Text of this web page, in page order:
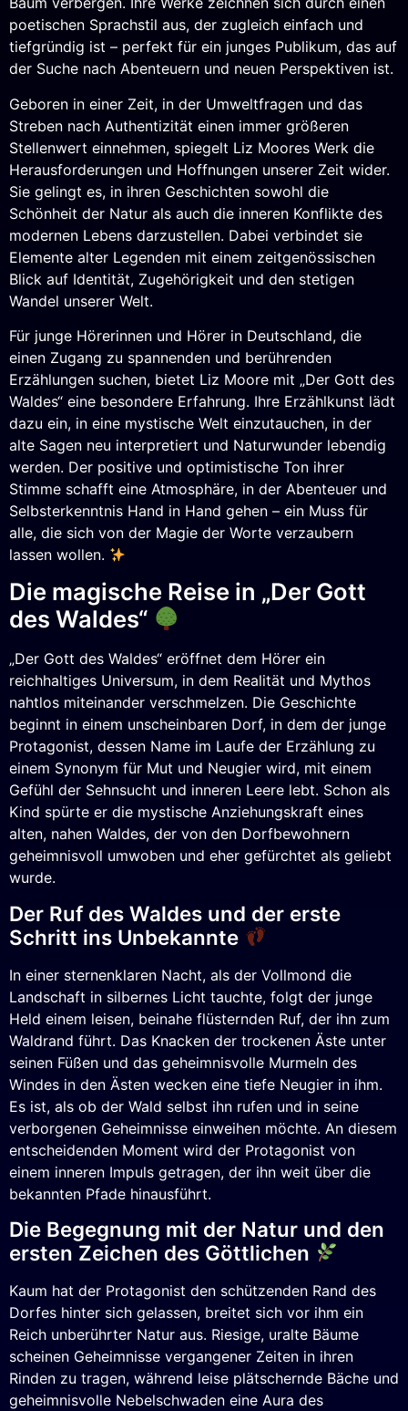
poetischen Sprachstil aus, der zugleich einfach und
tiefgründig ist – perfekt für ein junges Publikum, das auf
der Suche nach Abenteuern und neuen Perspektiven ist.
Geboren in einer Zeit, in der Umweltfragen und das
Streben nach Authentizität einen immer größeren
Stellenwert einnehmen, spiegelt Liz Moores Werk die
Herausforderungen und Hoffnungen unserer Zeit wider.
Sie gelingt es, in ihren Geschichten sowohl die
Schönheit der Natur als auch die inneren Konflikte des
modernen Lebens darzustellen. Dabei verbindet sie
Elemente alter Legenden mit einem zeitgenössischen
Blick auf Identität, Zugehörigkeit und den stetigen
Wandel unserer Welt.
Für junge Hörerinnen und Hörer in Deutschland, die
einen Zugang zu spannenden und berührenden
Erzählungen suchen, bietet Liz Moore mit „Der Gott des
Waldes“ eine besondere Erfahrung. Ihre Erzählkunst lädt
dazu ein, in eine mystische Welt einzutauchen, in der
alte Sagen neu interpretiert und Naturwunder lebendig
werden. Der positive und optimistische Ton ihrer
Stimme schafft eine Atmosphäre, in der Abenteuer und
Selbsterkenntnis Hand in Hand gehen – ein Muss für
alle, die sich von der Magie der Worte verzaubern
lassen wollen.
Die magische Reise in „Der Gott
des Waldes“
„Der Gott des Waldes“ eröffnet dem Hörer ein
reichhaltiges Universum, in dem Realität und Mythos
nahtlos miteinander verschmelzen. Die Geschichte
beginnt in einem unscheinbaren Dorf, in dem der junge
Protagonist, dessen Name im Laufe der Erzählung zu
einem Synonym für Mut und Neugier wird, mit einem
Gefühl der Sehnsucht und inneren Leere lebt. Schon als
Kind spürte er die mystische Anziehungskraft eines
alten, nahen Waldes, der von den Dorfbewohnern
geheimnisvoll umwoben und eher gefürchtet als geliebt
wurde.
Der Ruf des Waldes und der erste
Schritt ins Unbekannte
In einer sternenklaren Nacht, als der Vollmond die
Landschaft in silbernes Licht tauchte, folgt der junge
Held einem leisen, beinahe flüsternden Ruf, der ihn zum
Waldrand führt. Das Knacken der trockenen Äste unter
seinen Füßen und das geheimnisvolle Murmeln des
Windes in den Ästen wecken eine tiefe Neugier in ihm.
Es ist, als ob der Wald selbst ihn rufen und in seine
verborgenen Geheimnisse einweihen möchte. An diesem
entscheidenden Moment wird der Protagonist von
einem inneren Impuls getragen, der ihn weit über die
bekannten Pfade hinausführt.
Die Begegnung mit der Natur und den
ersten Zeichen des Göttlichen
Kaum hat der Protagonist den schützenden Rand des
Dorfes hinter sich gelassen, breitet sich vor ihm ein
Reich unberührter Natur aus. Riesige, uralte Bäume
scheinen Geheimnisse vergangener Zeiten in ihren
Rinden zu tragen, während leise plätschernde Bäche und
geheimnisvolle Nebelschwaden eine Aura des